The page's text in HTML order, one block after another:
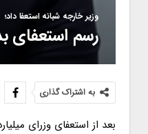
وزیر خارجه شبانه استعفا داد؛
رسم استعفای
به اشتراک گذاری
بعد از استعفای وزرای